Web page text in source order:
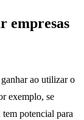
empresas
ao utilizar o
exemplo, se
potencial para